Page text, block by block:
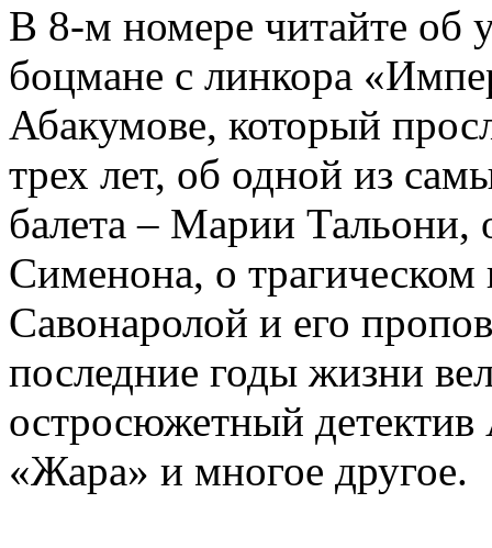
В 8-м номере читайте об
боцмане с линкора
Абакумове, который
трех лет, об одной из
балета – Марии
Сименона, о трагическом
Савонаролой и его
последние годы жизни
остросюжетный детектив
«Жара» и многое другое.